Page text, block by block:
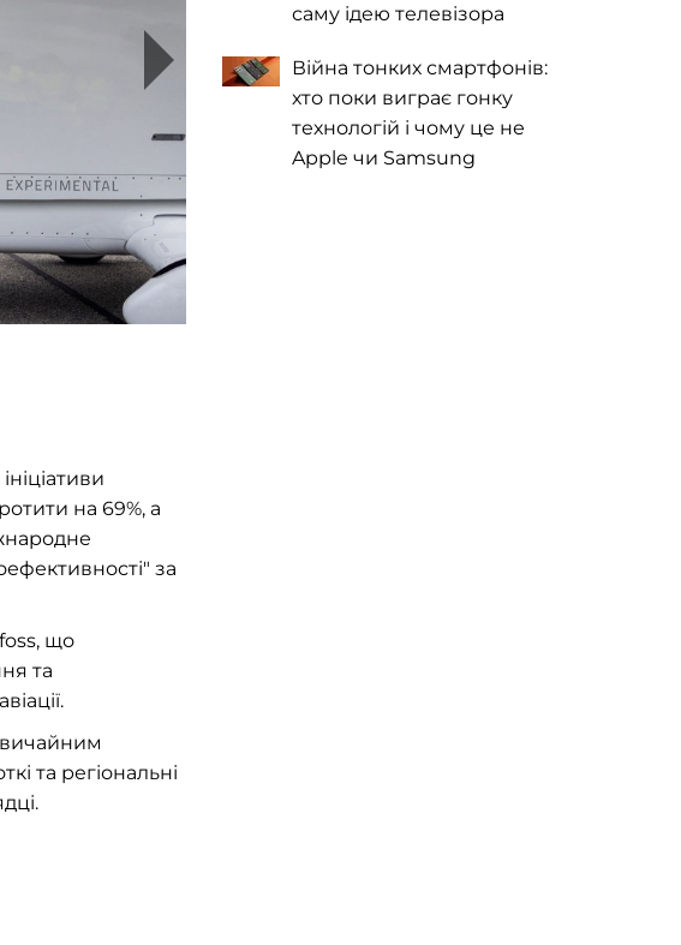
на 69%, а
за
що
та
та регіональні
саму ідею телевізора
Війна тонких смартфонів:
хто поки виграє гонку
технологій і чому це не
Apple чи Samsung